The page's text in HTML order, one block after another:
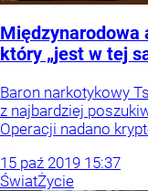
Międzynarodowa
który „jest w tej
Baron narkotykowy
z najbardziej
Operacji nadano
15 paź 2019 15:37
ŚwiatŻycie